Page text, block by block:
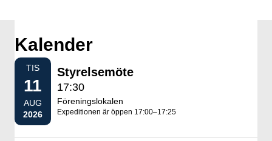
Kalender
TIS
11
AUG
2026
Styrelsemöte
17:30
Föreningslokalen
Expeditionen är öppen 17:00–17:25